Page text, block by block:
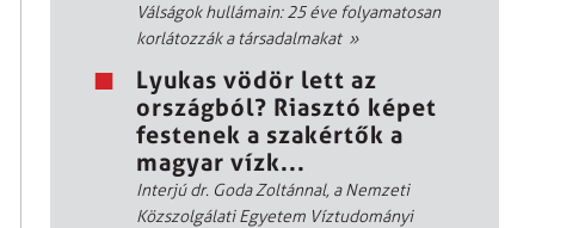
Válságok hullámain: 25 éve folyamatosan
korlátozzák a társadalmakat »
Lyukas vödör lett az
országból? Riasztó képet
festenek a szakértők a
magyar vízk...
Interjú dr. Goda Zoltánnal, a Nemzeti
Közszolgálati Egyetem Víztudományi